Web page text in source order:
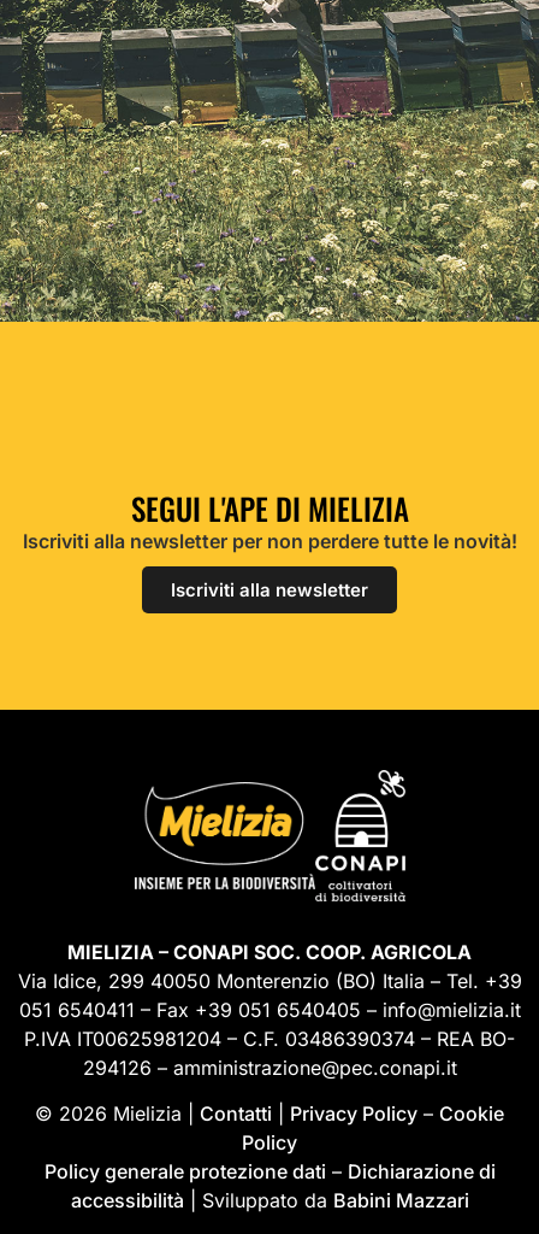
SEGUI L'APE DI MIELIZIA
Iscriviti alla newsletter per non perdere tutte le novità!
Iscriviti alla newsletter
MIELIZIA – CONAPI SOC. COOP. AGRICOLA
Via Idice, 299 40050 Monterenzio (BO) Italia – Tel. +39
051 6540411 – Fax +39 051 6540405 – info@mielizia.it
P.IVA IT00625981204 – C.F. 03486390374 – REA BO-
294126 – amministrazione@pec.conapi.it
© 2026 Mielizia | Contatti Privacy Policy – Cookie
Policy
Policy generale protezione dati – Dichiarazione di
accessibilità | Sviluppato da Babini Mazzari